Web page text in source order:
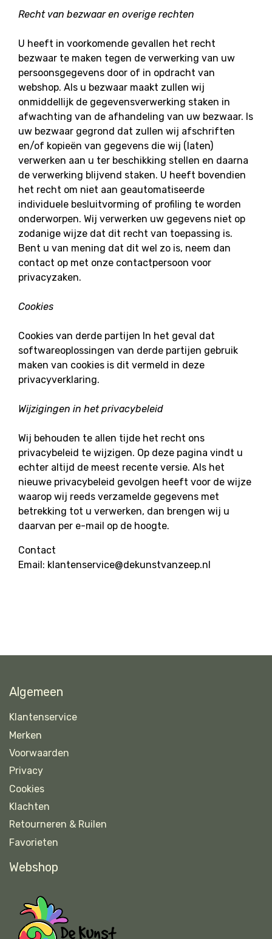
Recht van bezwaar en overige rechten
U heeft in voorkomende gevallen het recht
bezwaar te maken tegen de verwerking van uw
persoonsgegevens door of in opdracht van
webshop. Als u bezwaar maakt zullen wij
onmiddellijk de gegevensverwerking staken in
afwachting van de afhandeling van uw bezwaar. Is
uw bezwaar gegrond dat zullen wij afschriften
en/of kopieën van gegevens die wij (laten)
verwerken aan u ter beschikking stellen en daarna
de verwerking blijvend staken. U heeft bovendien
het recht om niet aan geautomatiseerde
individuele besluitvorming of profiling te worden
onderworpen. Wij verwerken uw gegevens niet op
zodanige wijze dat dit recht van toepassing is.
Bent u van mening dat dit wel zo is, neem dan
contact op met onze contactpersoon voor
privacyzaken.
Cookies
Cookies van derde partijen In het geval dat
softwareoplossingen van derde partijen gebruik
maken van cookies is dit vermeld in deze
privacyverklaring.
Wijzigingen in het privacybeleid
Wij behouden te allen tijde het recht ons
privacybeleid te wijzigen. Op deze pagina vindt u
echter altijd de meest recente versie. Als het
nieuwe privacybeleid gevolgen heeft voor de wijze
waarop wij reeds verzamelde gegevens met
betrekking tot u verwerken, dan brengen wij u
daarvan per e-mail op de hoogte.
Contact
Email: klantenservice@dekunstvanzeep.nl
Algemeen
Klantenservice
Merken
Voorwaarden
Privacy
Cookies
Klachten
Retourneren & Ruilen
Favorieten
Webshop